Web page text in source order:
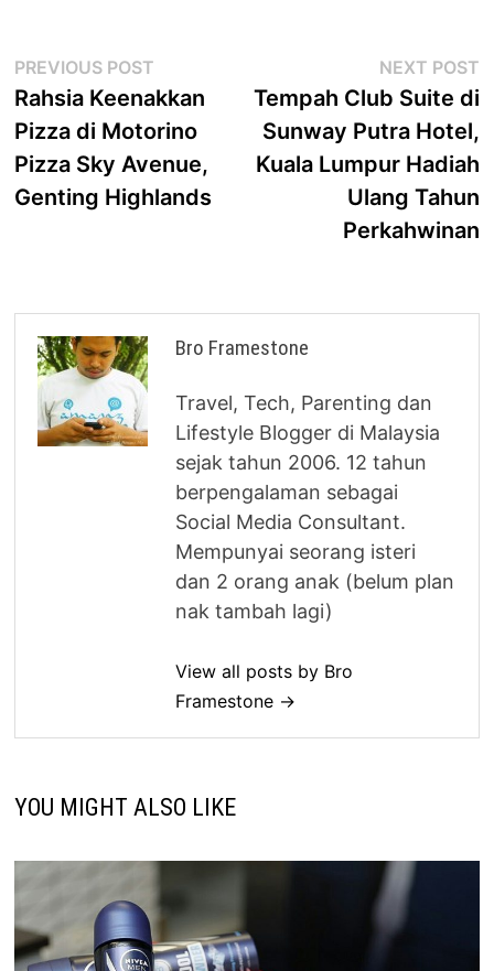
Post
navigation
PREVIOUS POST
post:
Rahsia Keenakkan
Pizza di Motorino
Pizza Sky Avenue,
Genting Highlands
NEXT POST
Tempah Club Suite di
Sunway Putra Hotel,
Kuala Lumpur Hadiah
Ulang Tahun
Perkahwinan
Bro Framestone
Travel, Tech, Parenting dan
Lifestyle Blogger di Malaysia
sejak tahun 2006. 12 tahun
berpengalaman sebagai
Social Media Consultant.
Mempunyai seorang isteri
dan 2 orang anak (belum plan
nak tambah lagi)
View all posts by Bro
Framestone →
YOU MIGHT ALSO LIKE